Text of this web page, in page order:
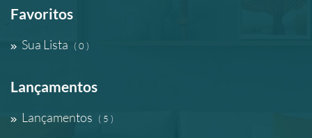
Favoritos
Sua Lista ( 0 )
Lançamentos
Lançamentos ( 5 )